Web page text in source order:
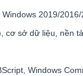
2019/
cơ sở dữ liệu, nền
Windows